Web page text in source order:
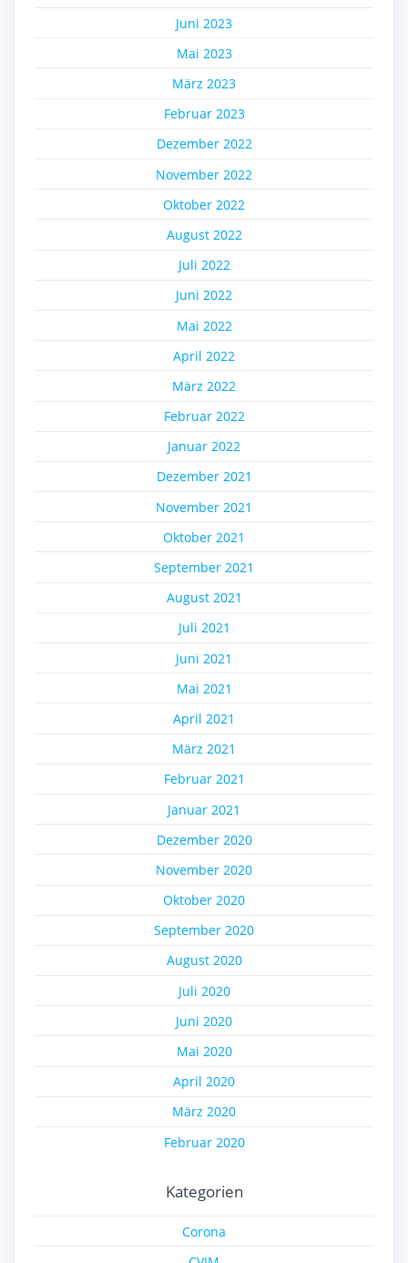
Juni 2023
Mai 2023
März 2023
Februar 2023
Dezember 2022
November 2022
Oktober 2022
August 2022
Juli 2022
Juni 2022
Mai 2022
April 2022
März 2022
Februar 2022
Januar 2022
Dezember 2021
November 2021
Oktober 2021
September 2021
August 2021
Juli 2021
Juni 2021
Mai 2021
April 2021
März 2021
Februar 2021
Januar 2021
Dezember 2020
November 2020
Oktober 2020
September 2020
August 2020
Juli 2020
Juni 2020
Mai 2020
April 2020
März 2020
Februar 2020
Kategorien
Corona